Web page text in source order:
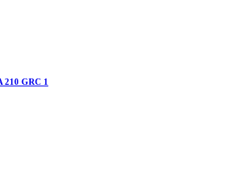
210 GRC 1